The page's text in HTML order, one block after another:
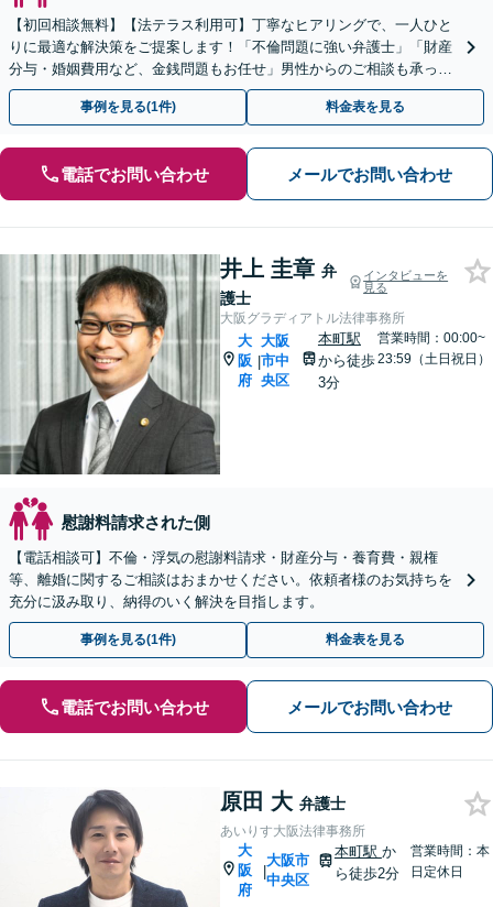
【初回相談無料】【法テラス利用可】丁寧なヒアリングで、一人ひと
りに最適な解決策をご提案します！「不倫問題に強い弁護士」「財産
分与・婚姻費用など、金銭問題もお任せ」男性からのご相談も承って
おります【夜間・休日面談可】【淀屋橋駅・北浜駅5分】
事例を見る(1件) 料金表を見る
電話でお問い合わせ メールでお問い合わせ
井上 圭章 弁
護士
インタビューを
見る
大阪グラディアトル法律事務所
大
阪
府
|
大阪
市中
央区
本町駅
から徒歩
3分
営業時間：00:00~
23:59（土日祝日）
慰謝料請求された側
【電話相談可】不倫・浮気の慰謝料請求・財産分与・養育費・親権
等、離婚に関するご相談はおまかせください。依頼者様のお気持ちを
充分に汲み取り、納得のいく解決を目指します。
事例を見る(1件) 料金表を見る
電話でお問い合わせ メールでお問い合わせ
原田 大 弁護士
あいりす大阪法律事務所
大
阪
府
|
大阪市
中央区
本町駅 か
ら徒歩2分
営業時間：本
日定休日